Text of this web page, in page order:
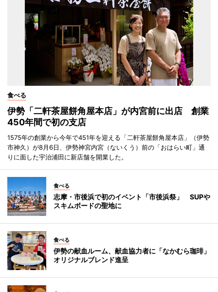
食べる
伊勢「二軒茶屋餅角屋本店」が内宮前に出店 創業
450年間で初の支店
1575年の創業から今年で451年を迎える「二軒茶屋餅角屋本店」（伊勢
市神久）が8月6日、伊勢神宮内宮（ないくう）前の「おはらい町」通
りに面した宇治浦田に新店舗を開業した。
食べる
志摩・市後浜で初のイベント「市後浜祭」 SUPや
スキムボードの聖地に
食べる
伊勢の献血ルーム、献血協力者に「なかむら珈琲」
オリジナルブレンド進呈